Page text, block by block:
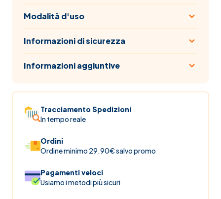
Modalità d'uso
Informazioni di sicurezza
Informazioni aggiuntive
Tracciamento Spedizioni
In tempo reale
Ordini
Ordine minimo 29.90€ salvo promo
Pagamenti veloci
Usiamo i metodi più sicuri